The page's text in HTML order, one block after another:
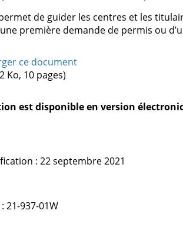
de guider les centres et les
première demande de permis ou
ce document
Ko, 10 pages)
est disponible en version
: 22 septembre 2021
21-937-01W